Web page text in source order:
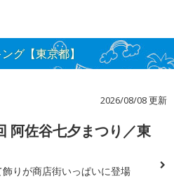
グ【東京都】
2026/08/08 更新
阿佐谷七夕まつり／東
飾りが商店街いっぱいに登場